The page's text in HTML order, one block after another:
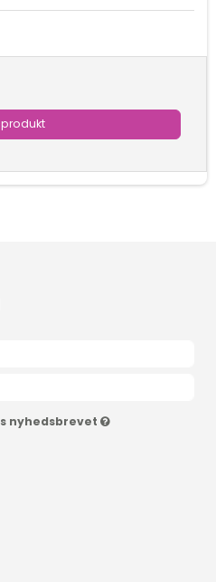
produkt
nyhedsbrevet